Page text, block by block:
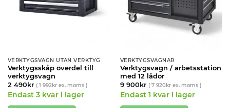
VERKTYGSVAGN UTAN VERKTYG
Verktygsskåp överdel till
verktygsvagn
2 490kr ( 1 992krex. moms )
Endast 3 kvar i lager
VERKTYGSVAGNAR
Verktygsvagn / arbetsstation
med 12 lådor
9 900kr ( 7 920krex. moms )
Endast 1 kvar i lager